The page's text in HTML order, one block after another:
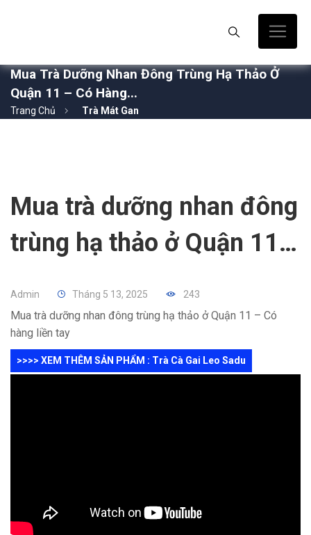
Mua Trà Dưỡng Nhan Đông Trùng Hạ Thảo Ở
Quận 11 – Có Hàng...
Trang Chủ Trà Mát Gan
Mua trà dưỡng nhan đông
trùng hạ thảo ở Quận 11
Admin Tháng 5 13, 2025 243
Mua trà dưỡng nhan đông trùng hạ thảo ở Quận 11 – Có
hàng liền tay
>>>> XEM THÊM SẢN PHẨM : Trà Cà Gai Leo Sadu